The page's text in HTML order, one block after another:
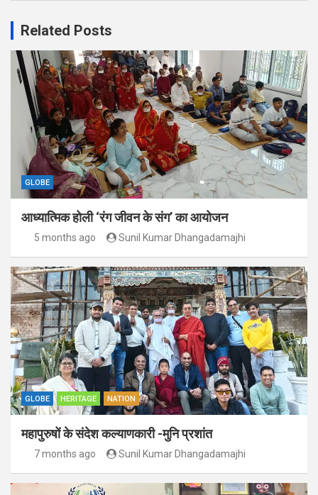
Related Posts
GLOBE
आध्यात्मिक होली ‘रंग जीवन के संग’ का आयोजन
5 months ago Sunil Kumar Dhangadamajhi
GLOBE HERITAGE NATION
महापुरुषों के संदेश कल्याणकारी -मुनि प्रशांत
7 months ago Sunil Kumar Dhangadamajhi